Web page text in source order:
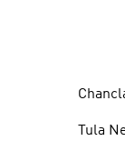
Tula